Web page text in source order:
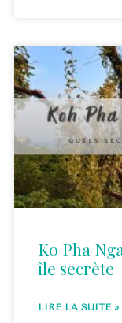
Ko Pha
île secrète
LIRE LA SUITE »